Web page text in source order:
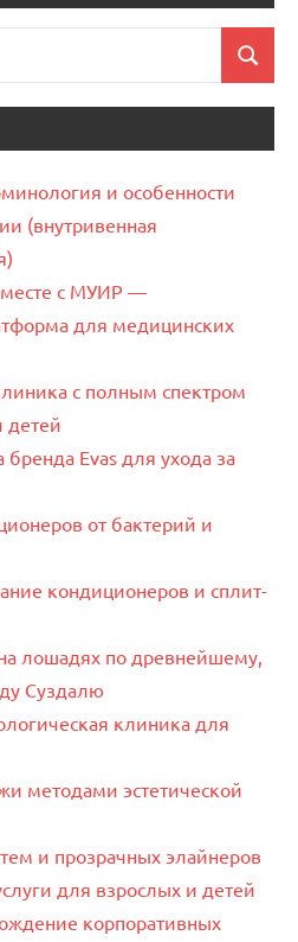
Поиск
и особенности
(внутривенная
с МУИР —
для медицинских
с полным спектром
детей
Evas для ухода за
от бактерий и
кондиционеров и сплит-
лошадях по древнейшему,
Суздалю
клиника для
методами эстетической
и прозрачных элайнеров
для взрослых и детей
корпоративных